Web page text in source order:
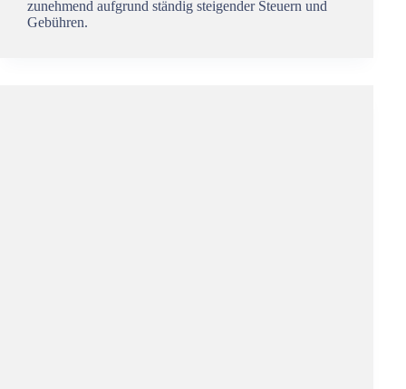
zunehmend aufgrund ständig steigender Steuern und
Gebühren.